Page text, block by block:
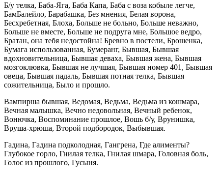
Б/у телка, Баба-Яга, Баба Капа, Баба с воза кобыле легче,
БамБалейло, Барабашка, Без мнения, Белая ворона,
Бесхребетная, Блоха, Больше не больно, Больше неважно,
Больше не вместе, Больше не подруга мне, Большое ведро,
Братан, она тебя недостойна! Бревно в постели, Брошенка,
Бумага использованная, Бумеранг, Бывшая, Бывшая
вдохновительница, Бывшая деваха, Бывшая жена, Бывшая
мозгоклювка, Бывшая не лучшая, Бывшая номер 401, Бывшая
овеца, Бывшая падаль, Бывшая потная телка, Бывшая
сожительница, Было и прошло.
Вампирша бывшая, Ведомая, Ведьма, Ведьма из кошмара,
Вечная малышка, Вечно недовольная, Вечный ребенок,
Вонючка, Воспоминание прошлое, Вошь б/у, Врунишка,
Вруша-хрюша, Второй подбородок, Выбывшая.
Гадина, Гадина подколодная, Гангрена, Где алименты?
Глубокое горло, Гнилая телка, Гнилая шмара, Головная боль,
Голос из прошлого, Гусыня.